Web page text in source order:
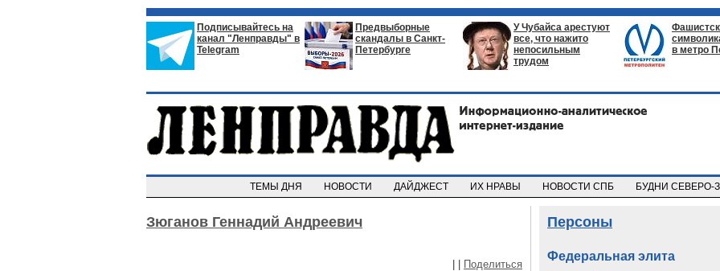
Подписывайтесь на
канал "Ленправды" в
Telegram
Предвыборные
скандалы в Санкт-
Петербурге
У Чубайса арестуют
все, что нажито
непосильным
трудом
в метро
ТЕМЫ ДНЯ НОВОСТИ ДАЙДЖЕСТ ИХ НРАВЫ НОВОСТИ СПБ БУДНИ СЕВЕРО-
Зюганов Геннадий Андреевич
Поделиться
Персоны
Федеральная элита